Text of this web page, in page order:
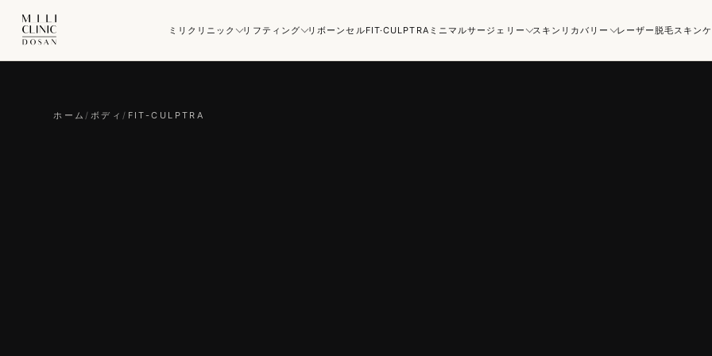
ミリクリニック リフティング リボーンセルFIT·CULPTRA ミニマルサージェリー スキンリカバリー レーザー脱毛スキン
ホーム/ ボディ/ FIT-CULPTRA